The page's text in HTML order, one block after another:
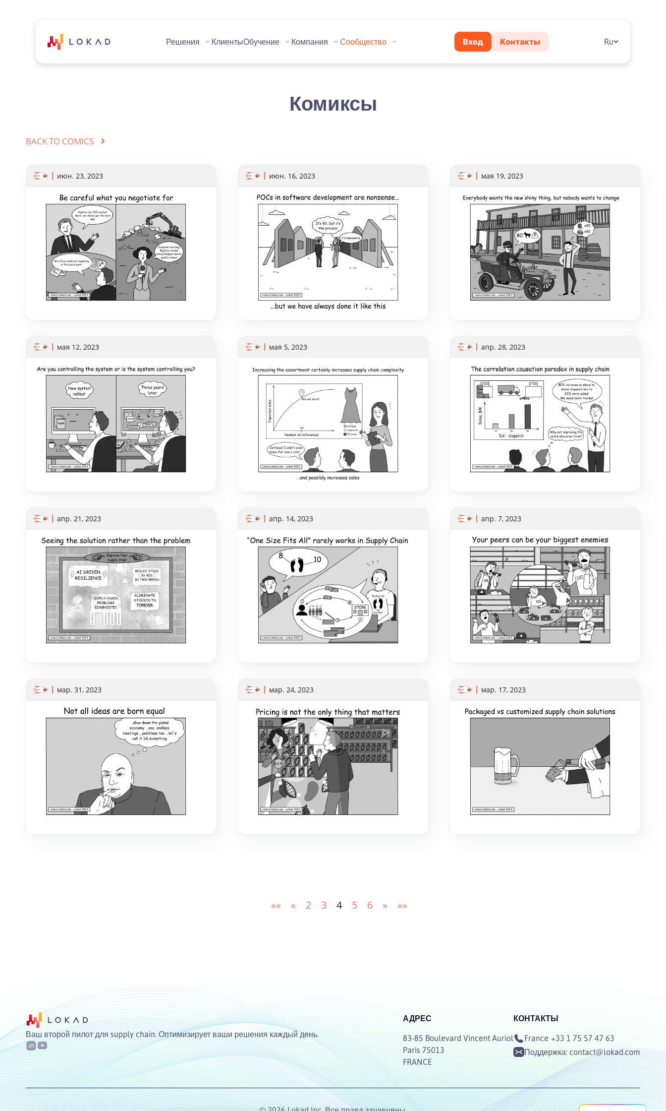
Решения КлиентыОбучение Компания Сообщество Вход Контакты Ru
Комиксы
BACK TO COMICS ›
июн. 23, 2023 июн. 16, 2023 мая 19, 2023
мая 12, 2023 мая 5, 2023 апр. 28, 2023
апр. 21, 2023 апр. 14, 2023 апр. 7, 2023
мар. 31, 2023 мар. 24, 2023 мар. 17, 2023
«« « 2 3 4 5 6 » »»
Ваш второй пилот для supply chain. Оптимизирует ваши решения каждый день.
АДРЕС
83-85 Boulevard Vincent Auriol
Paris 75013
FRANCE
КОНТАКТЫ
France +33 1 75 57 47 63
Поддержка: contact@lokad.com